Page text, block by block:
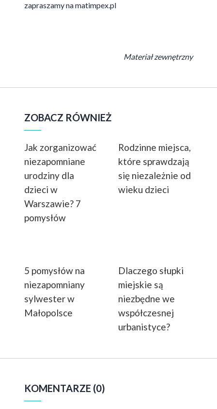
zapraszamy namatimpex.pl
Materiał zewnętrzny
ZOBACZ RÓWNIEŻ
Jak zorganizować
niezapomniane
urodziny dla
dzieci w
Warszawie? 7
pomysłów
Rodzinne miejsca,
które sprawdzają
się niezależnie od
wieku dzieci
5 pomysłów na
niezapomniany
sylwester w
Małopolsce
Dlaczego słupki
miejskie są
niezbędne we
współczesnej
urbanistyce?
KOMENTARZE (0)